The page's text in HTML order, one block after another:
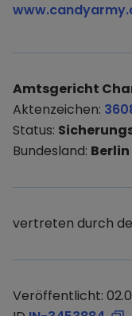
Amtsgericht
Aktenzeichen:
Status:
Bundesland: Berlin
vertreten durch
Veröffentlicht: